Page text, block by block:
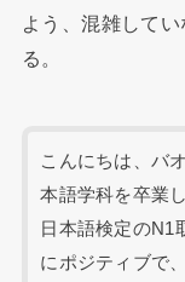
よう、混雑して
る。
こんにちは、バ
本語学科を卒業
日本語検定のN1
にポジティブで